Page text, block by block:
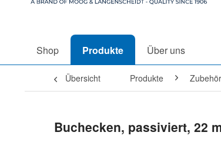
Shop Produkte Über uns
Übersicht Produkte
Buchecken, passiviert, 22